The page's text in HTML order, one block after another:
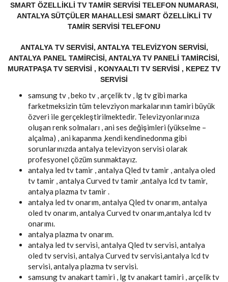
SMART ÖZELLIKLI TV TAMIR SERVISI TELEFON NUMARASI,
ANTALYA SÜTÇÜLER MAHALLESI SMART ÖZELLIKLI TV
TAMIR SERVISI TELEFONU
ANTALYA TV SERVISI, ANTALYA TELEVIZYON SERVISI,
ANTALYA PANEL TAMIRCISI, ANTALYA TV PANELI TAMIRCISI,
MURATPAŞA TV SERVISI , KONYAALTI TV SERVISI , KEPEZ TV
SERVISI
samsung tv , beko tv , arçelik tv , lg tv gibi marka
farketmeksizin tüm televziyon markalarının tamiri büyük
özveri ile gerçekleştirilmektedir. Televizyonlarınıza
oluşan renk solmaları , ani ses değişimleri (yükselme –
alçalma) , ani kapanma ,kendi kendinedonma gibi
sorunlarınızda antalya televizyon servisi olarak
profesyonel çözüm sunmaktayız.
antalya led tv tamir , antalya Qled tv tamir , antalya oled
tv tamir , antalya Curved tv tamir ,antalya lcd tv tamir,
antalya plazma tv tamir .
antalya led tv onarım, antalya Qled tv onarım, antalya
oled tv onarım, antalya Curved tv onarım,antalya lcd tv
onarımı.
antalya plazma tv onarım.
antalya led tv servisi, antalya Qled tv servisi, antalya
oled tv servisi, antalya Curved tv servisi,antalya lcd tv
servisi, antalya plazma tv servisi.
samsung tv anakart tamiri , lg tv anakart tamiri , arçelik tv